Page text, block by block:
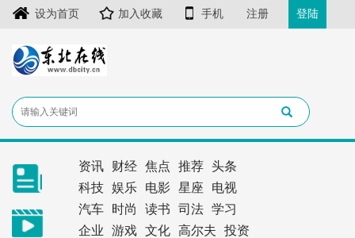
设为首页 加入收藏 手机 注册 登陆
资讯 财经 焦点 推荐
头条
科技
娱乐 电影 星座
电视
汽车
时尚 读书 司法
学习
企业
游戏 文化 高尔夫
投资